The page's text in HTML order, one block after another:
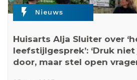
flash_on Nieuws
Huisarts Alja Sluiter over
leefstijlgesprek’: ‘Druk
door, maar stel open